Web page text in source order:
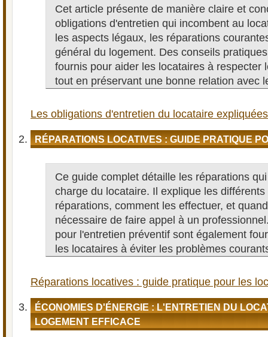
Cet article présente de manière claire et
obligations d'entretien qui incombent au
les aspects légaux, les réparations
général du logement. Des conseils
fournis pour aider les locataires à respecter
tout en préservant une bonne relation avec
Les obligations d'entretien du locataire expliquées
RÉPARATIONS LOCATIVES : GUIDE PRATIQUE
Ce guide complet détaille les réparations
charge du locataire. Il explique les différents
réparations, comment les effectuer, et
nécessaire de faire appel à un
pour l'entretien préventif sont également
les locataires à éviter les problèmes
Réparations locatives : guide pratique pour les
ÉCONOMIES D'ÉNERGIE : L'ENTRETIEN DU
LOGEMENT EFFICACE